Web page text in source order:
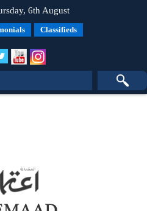
6th August
Classifieds